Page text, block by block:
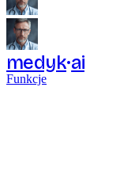
medyk ai
Funkcje